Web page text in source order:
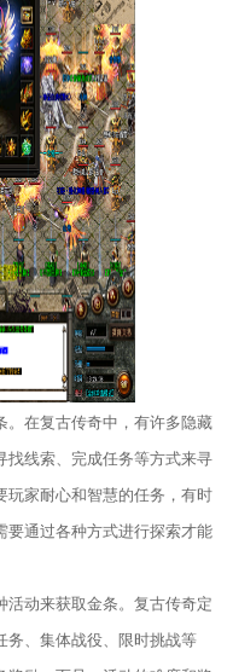
。在复古传奇中，有许多隐藏
找线索、完成任务等方式来寻
玩家耐心和智慧的任务，有时
要通过各种方式进行探索才能
活动来获取金条。复古传奇定
务、集体战役、限时挑战等